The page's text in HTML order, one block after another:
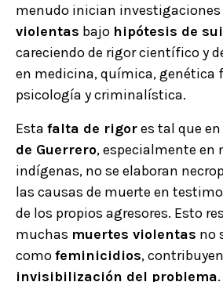
menudo inician investigaciones
violentas bajo hipótesis de
careciendo de rigor científico y
en medicina, química, genética
psicología y criminalística.
Esta falta de rigores tal que
de Guerrero, especialmente en
indígenas, no se elaboran
las causas de muerte en
de los propios agresores. Esto
muchas muertes violentas no
comofeminicidios,
invisibilización del problema.